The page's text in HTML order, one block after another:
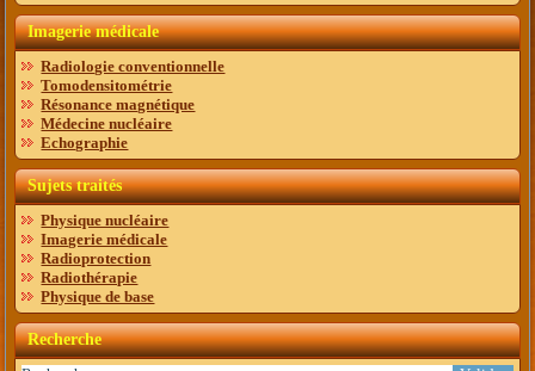
Imagerie médicale
Radiologie conventionnelle
Tomodensitométrie
Résonance magnétique
Médecine nucléaire
Echographie
Sujets traités
Physique nucléaire
Imagerie médicale
Radioprotection
Radiothérapie
Physique de base
Recherche